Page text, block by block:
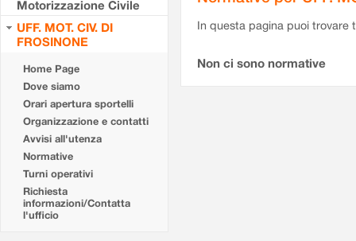
Motorizzazione Civile
UFF. MOT. CIV. DI
FROSINONE
Home Page
Dove siamo
Orari apertura sportelli
Organizzazione e contatti
Avvisi all'utenza
Normative
Turni operativi
Richiesta
informazioni/Contatta
l'ufficio
In questa pagina puoi
Non ci sono normative